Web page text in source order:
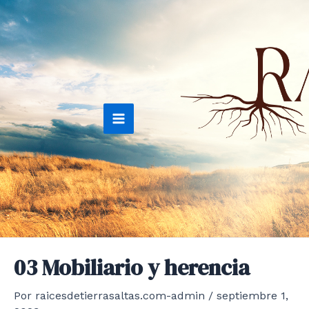
Ir
al
contenido
Main
Menu
03 Mobiliario y herencia
Por raicesdetierrasaltas.com-admin / septiembre 1,